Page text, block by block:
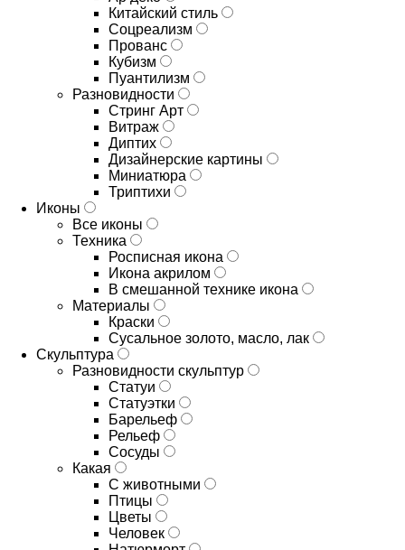
Китайский стиль
Соцреализм
Прованс
Кубизм
Пуантилизм
Разновидности
Стринг Арт
Витраж
Диптих
Дизайнерские картины
Миниатюра
Триптихи
Иконы
Все иконы
Техника
Росписная икона
Икона акрилом
В смешанной технике икона
Материалы
Краски
Сусальное золото, масло, лак
Скульптура
Разновидности скульптур
Статуи
Статуэтки
Барельеф
Рельеф
Сосуды
Какая
С животными
Птицы
Цветы
Человек